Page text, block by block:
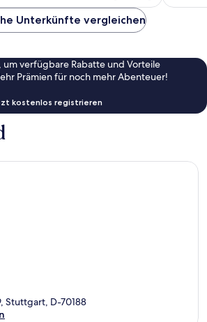
Unterkünfte vergleichen
um verfügbare Rabatte und Vorteile
Prämien für noch mehr Abenteuer!
kostenlos registrieren
Stuttgart, D-70188